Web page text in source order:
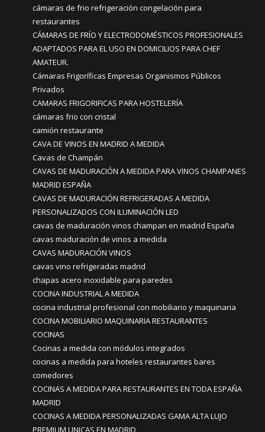
cámaras de frio refrigeración congelación para
restaurantes
CÁMARAS DE FRÍO Y ELECTRODOMÉSTICOS PROFESIONALES
ADAPTADOS PARA EL USO EN DOMICILIOS PARA CHEF
AMATEUR.
Cámaras Frigoríficas Empresas Organismos Públicos
Privados
CAMARAS FRIGORIFICAS PARA HOSTELERÍA
cámaras frio con cristal
camión restaurante
CAVA DE VINOS EN MADRID A MEDIDA
Cavas de Champán
CAVAS DE MADURACIÓN A MEDIDA PARA VINOS CHAMPANES
MADRID ESPAÑA
CAVAS DE MADURACIÓN REFRIGERADAS A MEDIDA
PERSONALIZADOS CON ILUMINACIÓN LED
cavas de maduración vinos champan en madrid España
cavas maduración de vinos a medida
CAVAS MADURACIÓN VINOS
cavas vino refrigeradas madrid
chapas acero inoxidable para paredes
COCINA INDUSTRIAL A MEDIDA
cocina industrial profesional con mobiliario y maquinaria
COCINA MOBILIARIO MAQUINARIA RESTAURANTES
COCINAS
Cocinas a medida con módulos integrados
cocinas a medida para hoteles restaurantes bares
comedores
COCINAS A MEDIDA PARA RESTAURANTES EN TODA ESPAÑA
MADRID
COCINAS A MEDIDA PERSONALIZADAS GAMA ALTA LUJO
PREMIUM UNICAS EN MADRID